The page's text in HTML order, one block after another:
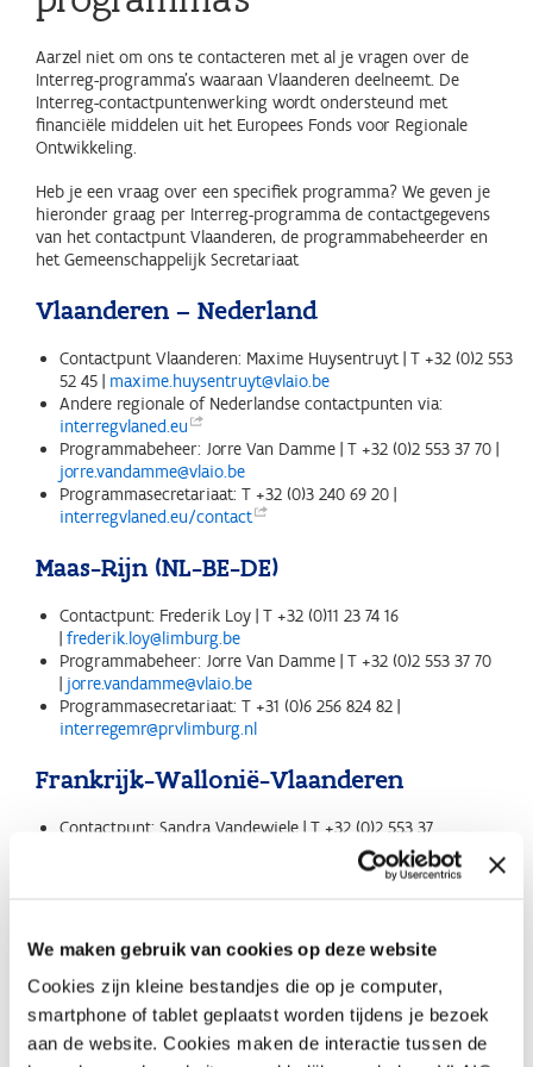
We maken gebruik van cookies op deze website
Cookies zijn kleine bestandjes die op je computer,
smartphone of tablet geplaatst worden tijdens je bezoek
aan de website. Cookies maken de interactie tussen de
Aarzel niet om ons te contacteren met al je vragen over de
Interreg-programma’s waaraan Vlaanderen deelneemt. De
Interreg-contactpuntenwerking wordt ondersteund met
financiële middelen uit het Europees Fonds voor Regionale
Ontwikkeling.
Heb je een vraag over een specifiek programma? We geven je
hieronder graag per Interreg-programma de contactgegevens
van het contactpunt Vlaanderen, de programmabeheerder en
het Gemeenschappelijk Secretariaat
Vlaanderen – Nederland
Contactpunt Vlaanderen: Maxime Huysentruyt | T +32 (0)2 553
52 45 | maxime.huysentruyt@vlaio.be
Andere regionale of Nederlandse contactpunten via:
interregvlaned.eu
Programmabeheer: Jorre Van Damme | T +32 (0)2 553 37 70 |
jorre.vandamme@vlaio.be
Programmasecretariaat: T +32 (0)3 240 69 20 |
interregvlaned.eu/contact
Maas-Rijn (NL-BE-DE)
Contactpunt: Frederik Loy | T +32 (0)11 23 74 16
| frederik.loy@limburg.be
Programmabeheer: Jorre Van Damme | T +32 (0)2 553 37 70
| jorre.vandamme@vlaio.be
Programmasecretariaat: T +31 (0)6 256 824 82 |
interregemr@prvlimburg.nl
Frankrijk-Wallonië-Vlaanderen
Contactpunt: Sandra Vandewiele | T +32 (0)2 553 37
Contactpunt: Ariane Tiberghien | T +32 (0) 2 553 67 97 |
Vlaanderen | T +32 (0)50 40 34 70 |interreg.nf@west-
vlaanderen.be
Programmabeheer: Frederik Maertens | T +32 (0)2 553 38 37
|frederik.maertens@vlaio.be
Programmasecretariaat: T +32 (0)81 24 94 10 |
info@interreg-
fwvl.org